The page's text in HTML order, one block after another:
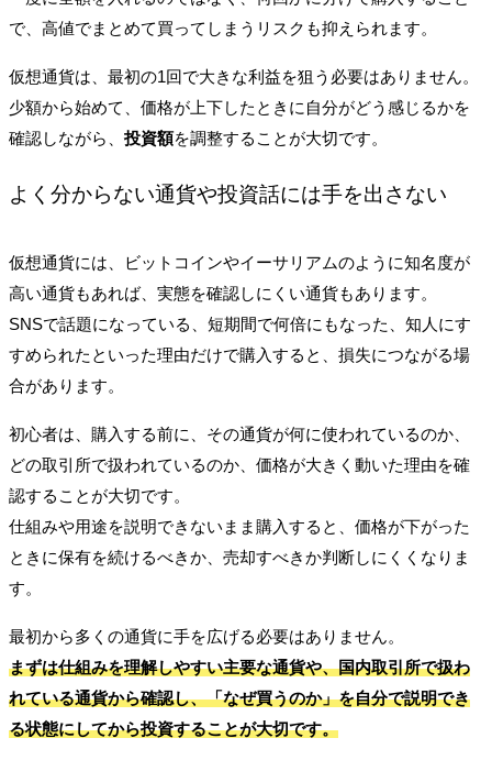
で、高値でまとめて買ってしまうリスクも抑えられます。
仮想通貨は、最初の1回で大きな利益を狙う必要はありません。
少額から始めて、価格が上下したときに自分がどう感じるかを
確認しながら、 投資額を調整することが大切です。
よく分からない通貨や投資話には手を出さない
仮想通貨には、ビットコインやイーサリアムのように知名度が
高い通貨もあれば、実態を確認しにくい通貨もあります。
SNSで話題になっている、短期間で何倍にもなった、知人にす
すめられたといった理由だけで購入すると、損失につながる場
合があります。
初心者は、購入する前に、その通貨が何に使われているのか、
どの取引所で扱われているのか、価格が大きく動いた理由を確
認することが大切です。
仕組みや用途を説明できないまま購入すると、価格が下がった
ときに保有を続けるべきか、売却すべきか判断しにくくなりま
す。
最初から多くの通貨に手を広げる必要はありません。
まずは仕組みを理解しやすい主要な通貨や、国内取引所で扱わ
れている通貨から確認し、「なぜ買うのか」を自分で説明でき
る状態にしてから投資することが大切です。